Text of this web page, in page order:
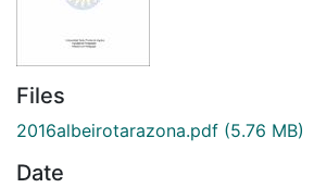
Files
2016albeirotarazona.pdf (5.76 MB)
Date